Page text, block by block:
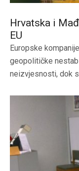
Hrvatska i
EU
Europske
geopolitičke
neizvjesnosti, dok